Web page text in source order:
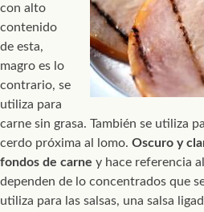
con alto
contenido
de esta,
magro es lo
contrario, se
utiliza para
carne sin grasa. También se utiliza
cerdo próxima al lomo. Oscuro y
fondos de carne y hace referencia
dependen de lo concentrados que
utiliza para las salsas, una salsa